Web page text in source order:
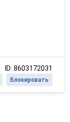
ID: 8603172031
Блокировать